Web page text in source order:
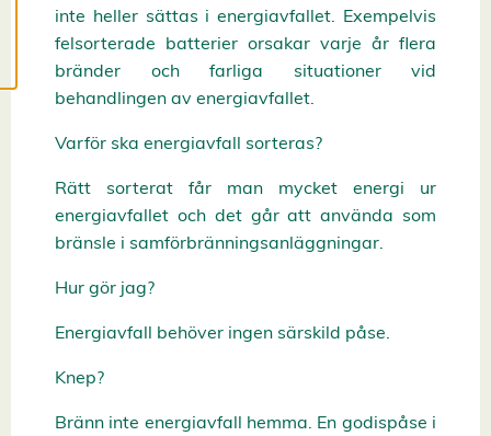
inte heller sättas i energiavfallet. Exempelvis
felsorterade batterier orsakar varje år flera
bränder och farliga situationer vid
behandlingen av energiavfallet.
Varför ska energiavfall sorteras?
Rätt sorterat får man mycket energi ur
energiavfallet och det går att använda som
bränsle i samförbränningsanläggningar.
Hur gör jag?
Energiavfall behöver ingen särskild påse.
Knep?
Bränn inte energiavfall hemma. En godispåse i